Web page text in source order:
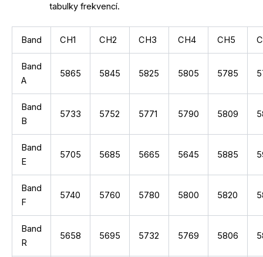
tabulky frekvencí.
Band CH1 CH2 CH3 CH4 CH5
Band
A
5865 5845 5825 5805 5785
Band
B
5733 5752 5771 5790 5809
Band
E
5705 5685 5665 5645 5885
Band
F
5740 5760 5780 5800 5820
Band
R
5658 5695 5732 5769 5806